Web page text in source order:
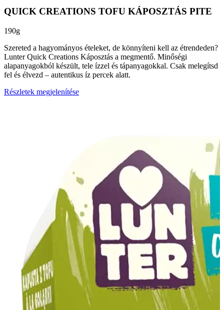
QUICK CREATIONS TOFU KÁPOSZTÁS PITE
190g
Szereted a hagyományos ételeket, de könnyíteni kell az étrendeden?
Lunter Quick Creations Káposztás a megmentő. Minőségi
alapanyagokból készült, tele ízzel és tápanyagokkal. Csak melegítsd
fel és élvezd – autentikus íz percek alatt.
Részletek megjelenítése